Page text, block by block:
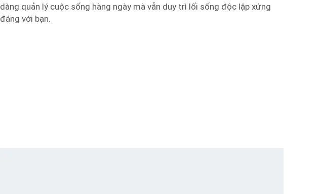
dàng quản lý cuộc sống hàng ngày mà vẫn duy trì lối sống độc lập xứng
đáng với bạn.